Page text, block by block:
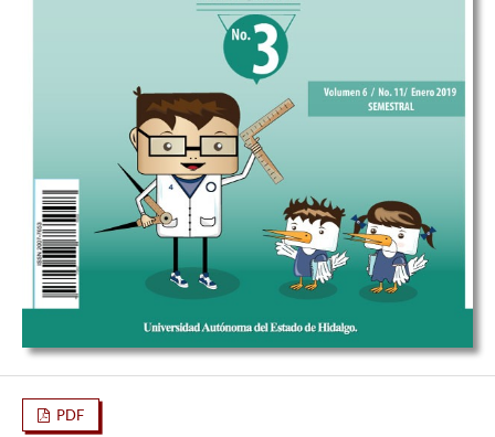
PDF